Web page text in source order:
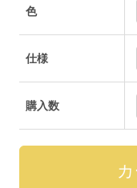
色
仕様
購入数